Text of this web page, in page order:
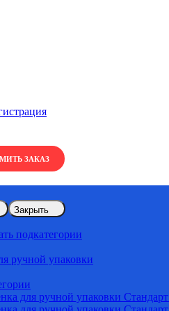
ЗАКАЗ
Закрыть
подкатегории
ручной упаковки
для ручной упаковки